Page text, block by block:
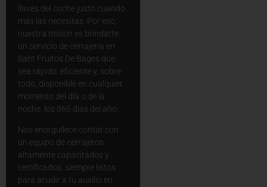
llaves del coche justo cuando
más las necesitas. Por eso,
nuestra misión es brindarte
un servicio de cerrajería en
Sant Fruitos De Bages que
sea rápido, eficiente y, sobre
todo, disponible en cualquier
momento del día o de la
noche, los 365 días del año.
Nos enorgullece contar con
un equipo de cerrajeros
altamente capacitados y
certificados, siempre listos
para acudir a tu auxilio en